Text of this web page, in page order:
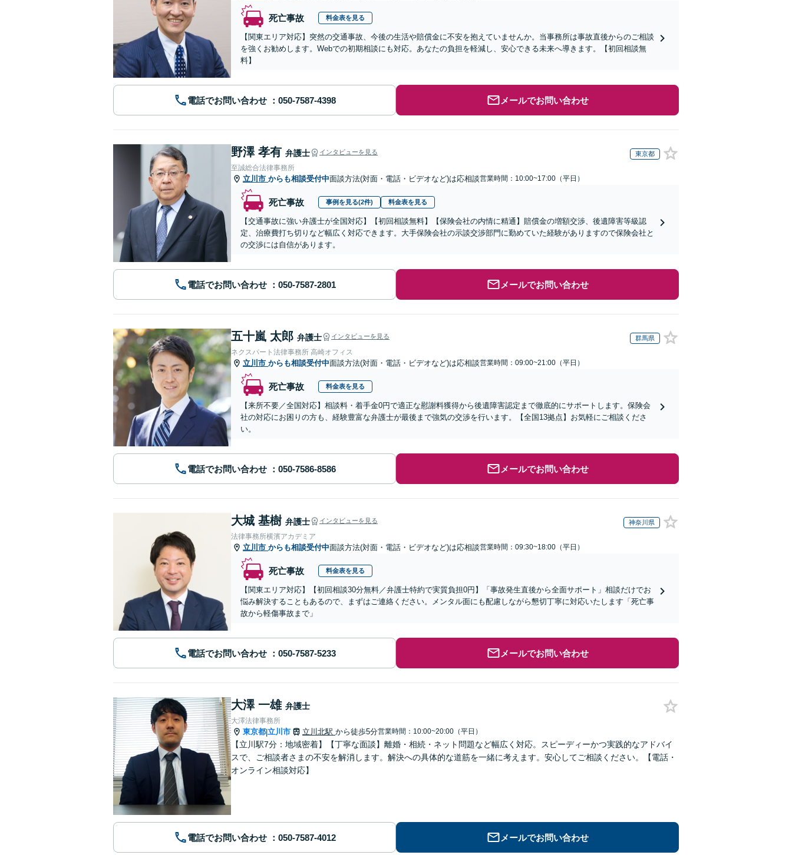
死亡事故 料金表を見る
【関東エリア対応】突然の交通事故、今後の生活や賠償金に不安を抱えていませんか。当事務所は事故直後からのご相談
を強くお勧めします。Webでの初期相談にも対応。あなたの負担を軽減し、安心できる未来へ導きます。【初回相談無
料】
電話でお問い合わせ メールでお問い合わせ
野澤 孝有 弁護士 インタビューを見る 東京都
至誠総合法律事務所
立川市 からも相談受付中面談方法(対面・電話・ビデオなど)は応相談営業時間：10:00~17:00（平日）
死亡事故 事例を見る(2件) 料金表を見る
【交通事故に強い弁護士が全国対応】【初回相談無料】【保険会社の内情に精通】賠償金の増額交渉、後遺障害等級認
定、治療費打ち切りなど幅広く対応できます。大手保険会社の示談交渉部門に勤めていた経験がありますので保険会社と
の交渉には自信があります。
電話でお問い合わせ メールでお問い合わせ
五十嵐 太郎 弁護士 インタビューを見る 群馬県
ネクスパート法律事務所 高崎オフィス
立川市 からも相談受付中面談方法(対面・電話・ビデオなど)は応相談営業時間：09:00~21:00（平日）
死亡事故 料金表を見る
【来所不要／全国対応】相談料・着手金0円で適正な慰謝料獲得から後遺障害認定まで徹底的にサポートします。保険会
社の対応にお困りの方も、経験豊富な弁護士が最後まで強気の交渉を行います。【全国13拠点】お気軽にご相談くださ
い。
電話でお問い合わせ メールでお問い合わせ
大城 基樹 弁護士 インタビューを見る 神奈川県
法律事務所横濱アカデミア
立川市 からも相談受付中面談方法(対面・電話・ビデオなど)は応相談営業時間：09:30~18:00（平日）
死亡事故 料金表を見る
【関東エリア対応】【初回相談30分無料／弁護士特約で実質負担0円】「事故発生直後から全面サポート」相談だけでお
悩み解決することもあるので、まずはご連絡ください。メンタル面にも配慮しながら懇切丁寧に対応いたします「死亡事
故から軽傷事故まで」
電話でお問い合わせ メールでお問い合わせ
大澤 一雄 弁護士
大澤法律事務所
東京都|立川市 立川北駅 から徒歩5分営業時間：10:00~20:00（平日）
【立川駅7分：地域密着】【丁寧な面談】離婚・相続・ネット問題など幅広く対応。スピーディーかつ実践的なアドバイ
スで、ご相談者さまの不安を解消します。解決への具体的な道筋を一緒に考えます。安心してご相談ください。【電話・
オンライン相談対応】
電話でお問い合わせ メールでお問い合わせ